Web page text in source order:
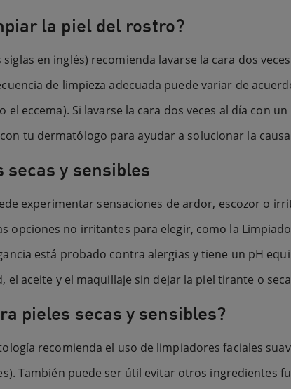
la piel del rostro?
en inglés) recomienda lavarse la cara dos
de limpieza adecuada puede variar de
eccema). Si lavarse la cara dos veces al día con
tu dermatólogo para ayudar a solucionar la
y sensibles
experimentar sensaciones de ardor, escozor o
opciones no irritantes para elegir, como la
está probado contra alergias y tiene un pH
aceite y el maquillaje sin dejar la piel tirante o
pieles secas y sensibles?
recomienda el uso de limpiadores faciales
También puede ser útil evitar otros ingredientes